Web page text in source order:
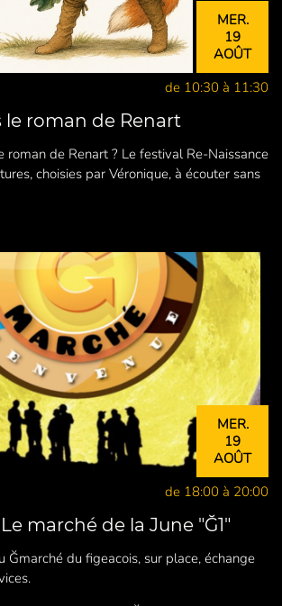
MER.
19
AOÛT
de 10:30 à 11:30
le roman de Renart
roman de Renart ? Le festival Re-Naissance
choisies par Véronique, à écouter sans
MER.
19
AOÛT
de 18:00 à 20:00
Le marché de la June "Ğ1"
Ğmarché du figeacois, sur place, échange